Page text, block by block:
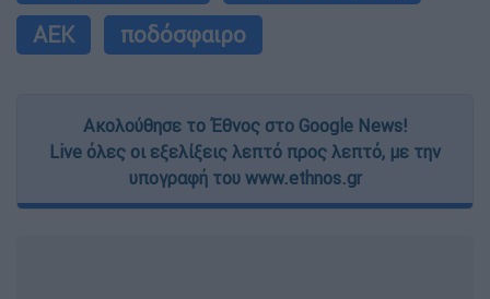
ΑΕΚ
ποδόσφαιρο
Ακολούθησε το Έθνος στο Google News!
Live όλες οι εξελίξεις λεπτό προς λεπτό, με την
υπογραφή του www.ethnos.gr